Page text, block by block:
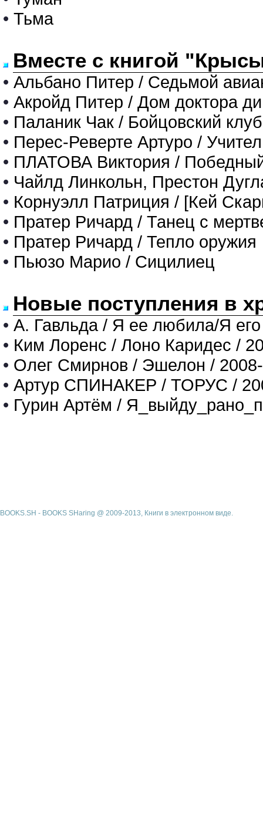
• Тьма
Вместе с книгой
• Альбано Питер / Седьмой
• Акройд Питер / Дом доктора ди
• Паланик Чак / Бойцовский клуб
• Перес-Реверте Артуро /
• ПЛАТОВА Виктория /
• Чайлд Линкольн, Престон
• Корнуэлл Патриция / [Кей
• Пратер Ричард / Танец с
• Пратер Ричард / Тепло оружия
• Пьюзо Марио / Сицилиец
Новые поступления в
• А. Гавльда / Я ее любила/Я
• Ким Лоренс / Лоно Каридес /
• Олег Смирнов / Эшелон /
• Артур СПИНАКЕР / ТОРУС /
• Гурин Артём /
BOOKS.SH - BOOKS SHaring @ 2009-2013, Книги в электронном виде.